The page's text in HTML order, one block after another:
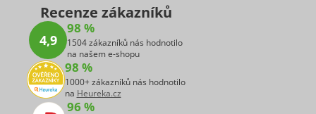
Recenze zákazníků
4,9
98 %
1504 zákazníků nás hodnotilo
na našem e-shopu
98 %
1000+ zákazníků nás hodnotilo
na Heureka.cz
96 %